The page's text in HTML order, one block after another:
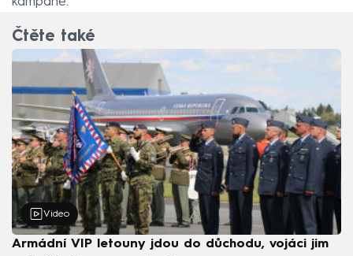
Čtěte také
Video
Armádní VIP letouny jdou do důchodu, vojáci jim